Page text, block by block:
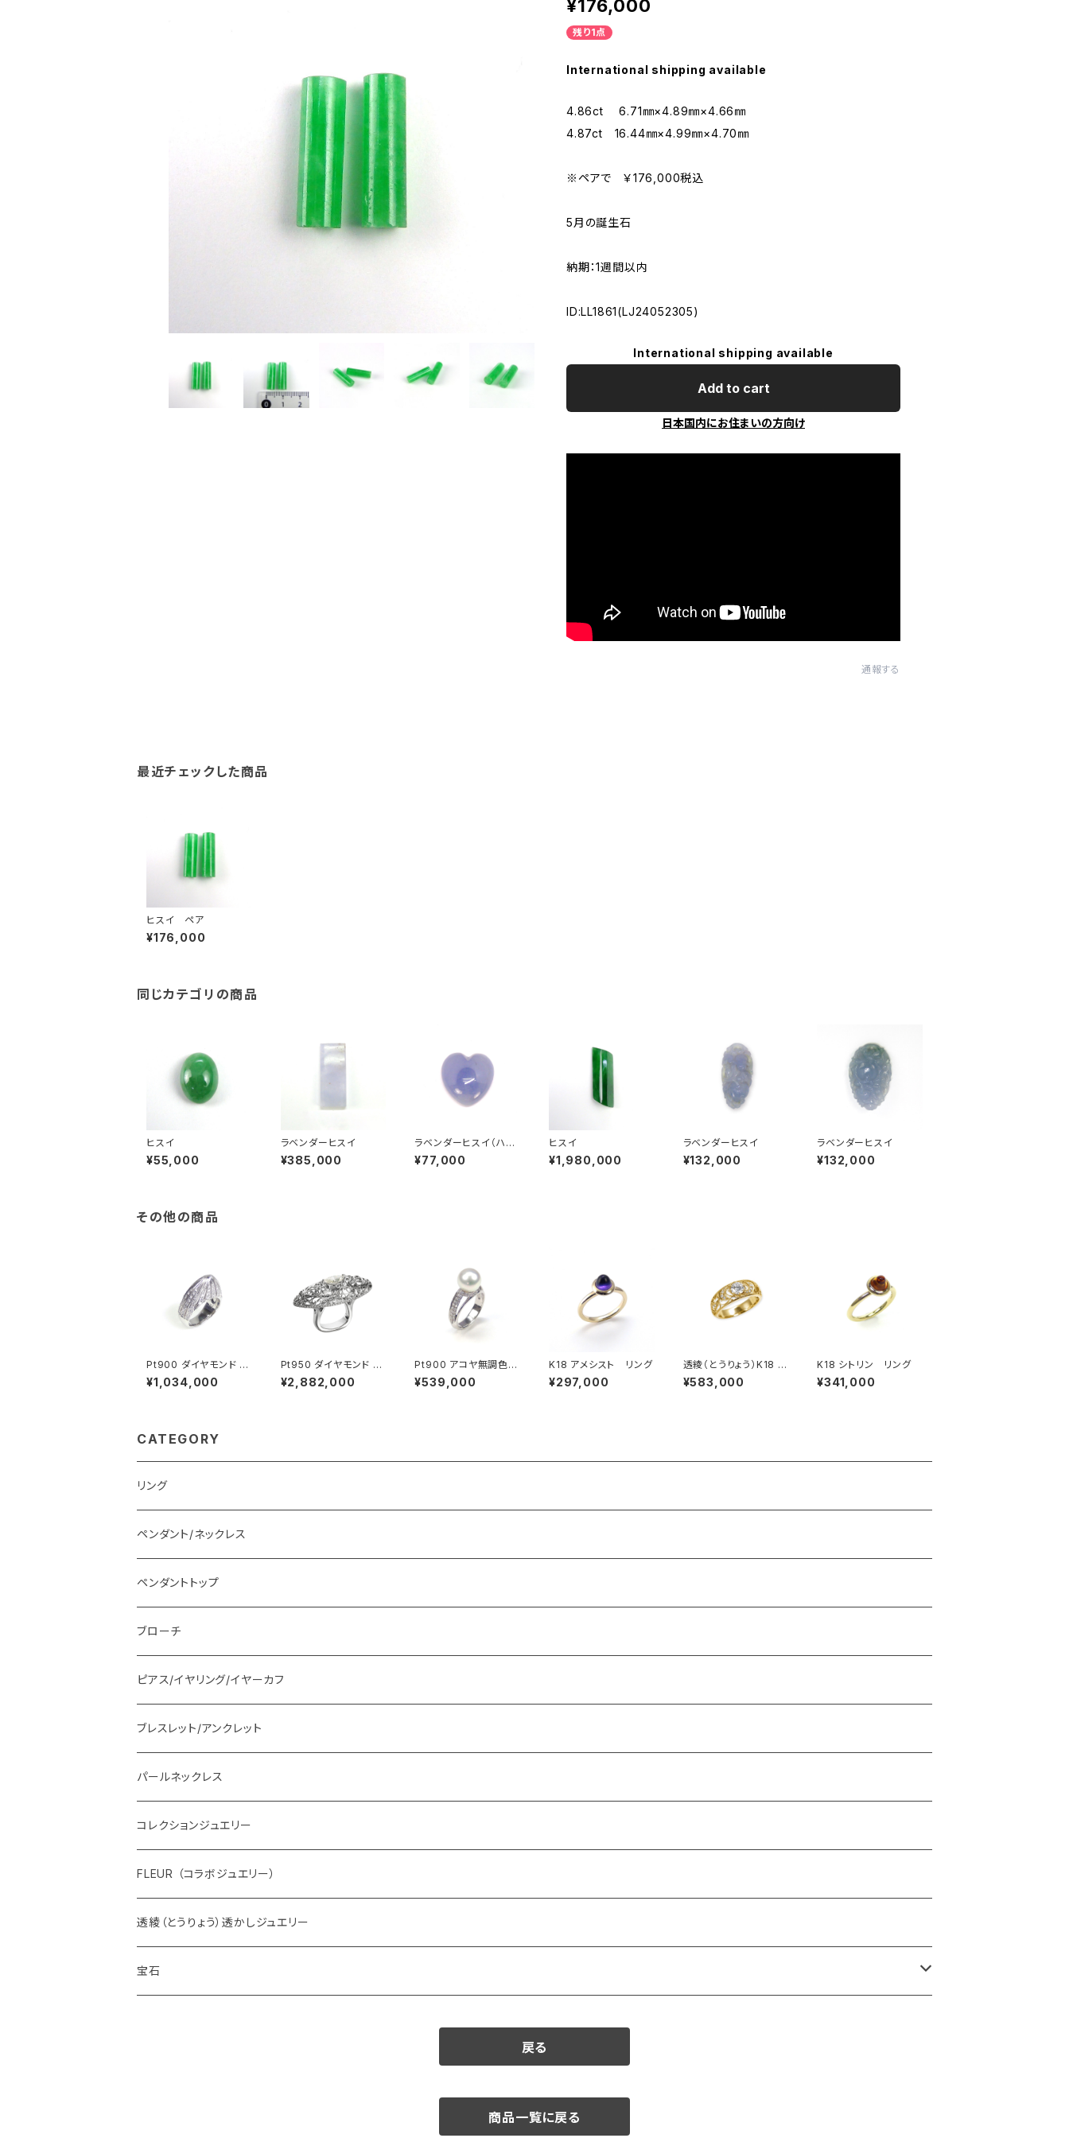
¥176,000
残り1点
International shipping available
4.86ct 6.71㎜×4.89㎜×4.66㎜
4.87ct 16.44㎜×4.99㎜×4.70㎜
※ペアで ￥176,000税込
5月の誕生石
納期：1週間以内
ID:LL1861(LJ24052305)
International shipping available
Add to cart
日本国内にお住まいの方向け
通報する
最近チェックした商品
ヒスイ ペア
¥176,000
同じカテゴリの商品
ヒスイ
¥55,000
ラベンダーヒスイ
¥385,000
ラベンダーヒスイ（ハー
トカボションカット）
¥77,000
ヒスイ
¥1,980,000
ラベンダーヒスイ
¥132,000
ラベンダーヒスイ
¥132,000
その他の商品
Pt900 ダイヤモンド リ
ング
¥1,034,000
Pt950 ダイヤモンド リ
ング
¥2,882,000
Pt900 アコヤ無調色パ
ール ダイヤモンド リン
グ
¥539,000
K18 アメシスト リング
¥297,000
透綾（とうりょう）K18 ダ
イヤモンド 透かしリング
枠
¥583,000
K18 シトリン リング
¥341,000
CATEGORY
リング
ペンダント/ネックレス
ペンダントトップ
ブローチ
ピアス/イヤリング/イヤーカフ
ブレスレット/アンクレット
パールネックレス
コレクションジュエリー
FLEUR （コラボジュエリー）
透綾（とうりょう）透かしジュエリー
宝石
戻る
商品一覧に戻る